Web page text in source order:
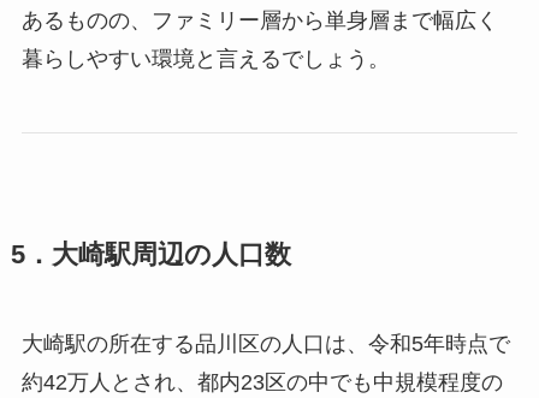
あるものの、ファミリー層から単身層まで幅広く
暮らしやすい環境と言えるでしょう。
5．大崎駅周辺の人口数
大崎駅の所在する品川区の人口は、令和5年時点で
約42万人とされ、都内23区の中でも中規模程度の